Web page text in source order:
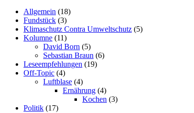
Allgemein (18)
Fundstück (3)
Klimaschutz Contra Umweltschutz (5)
Kolumne (11)
David Born (5)
Sebastian Braun (6)
Leseempfehlungen (19)
Off-Topic (4)
Luftblase (4)
Ernährung (4)
Kochen (3)
Politik (17)